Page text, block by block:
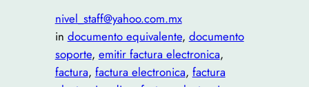
nivel_staff@yahoo.com.mx
in documento equivalente, documento
soporte, emitir factura electronica
factura, factura electronica, factura